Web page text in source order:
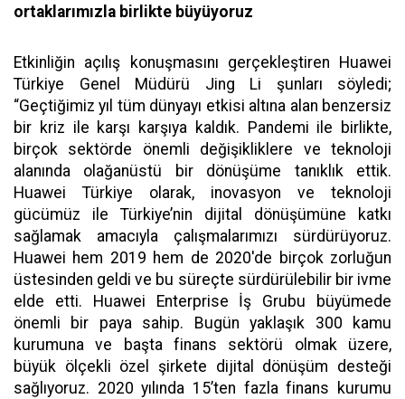
ortaklarımızla birlikte büyüyoruz
Etkinliğin açılış konuşmasını gerçekleştiren Huawei
Türkiye Genel Müdürü Jing Li şunları söyledi;
“Geçtiğimiz yıl tüm dünyayı etkisi altına alan benzersiz
bir kriz ile karşı karşıya kaldık. Pandemi ile birlikte,
birçok sektörde önemli değişikliklere ve teknoloji
alanında olağanüstü bir dönüşüme tanıklık ettik.
Huawei Türkiye olarak, inovasyon ve teknoloji
gücümüz ile Türkiye’nin dijital dönüşümüne katkı
sağlamak amacıyla çalışmalarımızı sürdürüyoruz.
Huawei hem 2019 hem de 2020'de birçok zorluğun
üstesinden geldi ve bu süreçte sürdürülebilir bir ivme
elde etti. Huawei Enterprise İş Grubu büyümede
önemli bir paya sahip. Bugün yaklaşık 300 kamu
kurumuna ve başta finans sektörü olmak üzere,
büyük ölçekli özel şirkete dijital dönüşüm desteği
sağlıyoruz. 2020 yılında 15’ten fazla finans kurumu